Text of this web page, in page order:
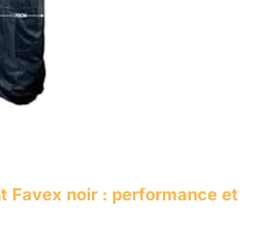
Favex noir : performance et